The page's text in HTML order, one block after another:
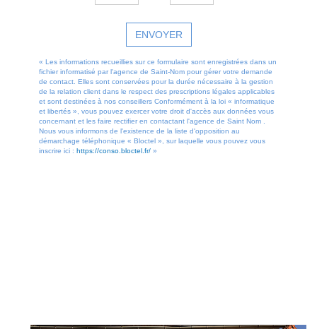
ENVOYER
« Les informations recueillies sur ce formulaire sont enregistrées dans un
fichier informatisé par l'agence de Saint-Nom pour gérer votre demande
de contact. Elles sont conservées pour la durée nécessaire à la gestion
de la relation client dans le respect des prescriptions légales applicables
et sont destinées à nos conseillers Conformément à la loi « informatique
et libertés », vous pouvez exercer votre droit d'accès aux données vous
concernant et les faire rectifier en contactant l'agence de Saint Nom .
Nous vous informons de l'existence de la liste d'opposition au
démarchage téléphonique « Bloctel », sur laquelle vous pouvez vous
inscrire ici : https://conso.bloctel.fr/ »